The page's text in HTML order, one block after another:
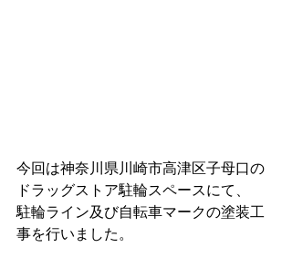
今回は神奈川県川崎市高津区子母口の
ドラッグストア駐輪スペースにて、
駐輪ライン及び自転車マークの塗装工
事を行いました。